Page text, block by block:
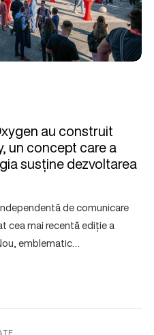
au construit
un concept care a
susține dezvoltarea
de comunicare
cea mai recentă ediție a
emblematic…